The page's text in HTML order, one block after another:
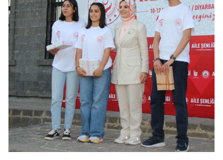
Rize
Sakarya
Samsun
Siirt
Sinop
Sivas
Tekirdağ